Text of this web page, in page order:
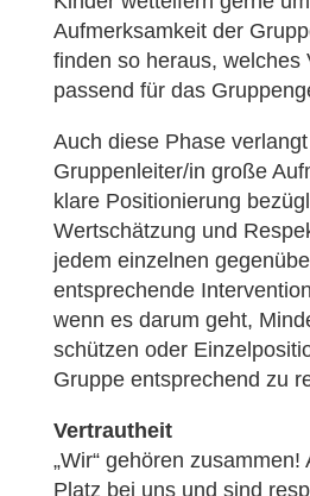
Aufmerksamkeit der
finden so heraus, welches
passend für das
Auch diese Phase
Gruppenleiter/in große
klare Positionierung
Wertschätzung und
jedem einzelnen
entsprechende
wenn es darum geht,
schützen oder
Gruppe entsprechend zu
Vertrautheit
„Wir“ gehören
Platz bei uns und sind